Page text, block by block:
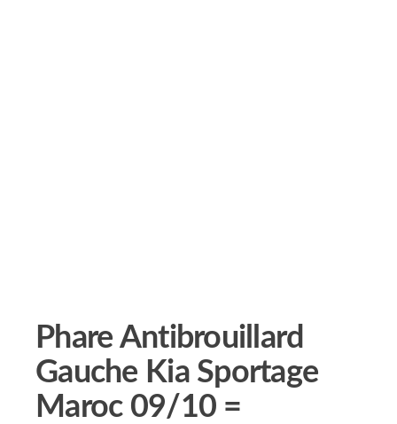
Phare Antibrouillard
Gauche Kia Sportage
Maroc 09/10 =